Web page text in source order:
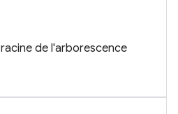
de l'arborescence